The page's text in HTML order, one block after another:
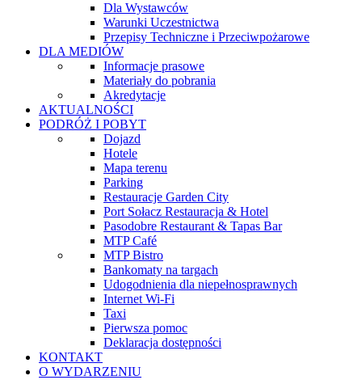
Dla Wystawców
Warunki Uczestnictwa
Przepisy Techniczne i Przeciwpożarowe
DLA MEDIÓW
Informacje prasowe
Materiały do pobrania
Akredytacje
AKTUALNOŚCI
PODRÓŻ I POBYT
Dojazd
Hotele
Mapa terenu
Parking
Restauracje Garden City
Port Sołacz Restauracja & Hotel
Pasodobre Restaurant & Tapas Bar
MTP Café
MTP Bistro
Bankomaty na targach
Udogodnienia dla niepełnosprawnych
Internet Wi-Fi
Taxi
Pierwsza pomoc
Deklaracja dostępności
KONTAKT
O WYDARZENIU